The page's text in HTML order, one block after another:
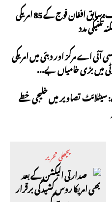
طالبان کے ڈرون پروگرام کا انکشاف: سابق افغان فوج کے 85 امریکی
آئی اے مرکز اور دبئی میں امریکی
میں بڑی خامیاں بے...
سیٹلائٹ تصاویر میں خلیجی خطے
پچھلی تحریر